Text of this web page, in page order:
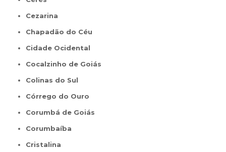
Cezarina
Chapadão do Céu
Cidade Ocidental
Cocalzinho de Goiás
Colinas do Sul
Córrego do Ouro
Corumbá de Goiás
Corumbaíba
Cristalina